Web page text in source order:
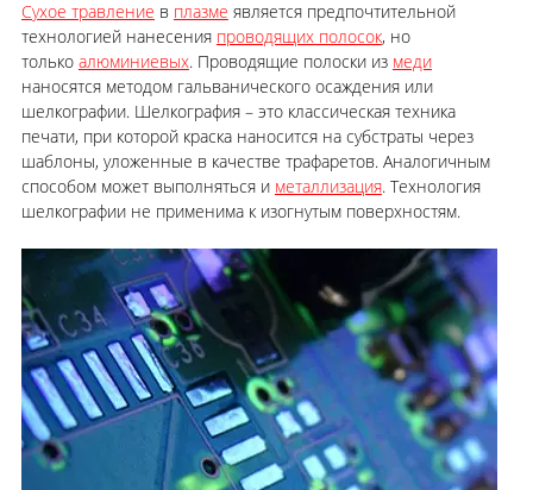
Сухое травление в плазме является предпочтительной
технологией нанесения проводящих полосок, но
только алюминиевых. Проводящие полоски из меди
наносятся методом гальванического осаждения или
шелкографии. Шелкография – это классическая техника
печати, при которой краска наносится на субстраты через
шаблоны, уложенные в качестве трафаретов. Аналогичным
способом может выполняться и металлизация. Технология
шелкографии не применима к изогнутым поверхностям.